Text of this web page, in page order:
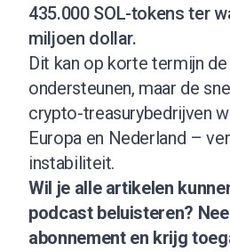
435.000 SOL-tokens ter
miljoen dollar.
Dit kan op korte termijn
ondersteunen, maar de
crypto-treasurybedrijven
Europa en Nederland –
instabiliteit.
Wil je alle artikelen
podcast beluisteren?
abonnementen krijg